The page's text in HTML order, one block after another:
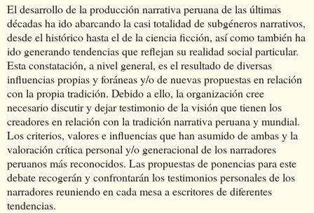
El desarrollo de la producción narrativa peruana de las últimas
décadas ha ido abarcando la casi totalidad de subgéneros narrativos,
desde el histórico hasta el de la ciencia ficción, así como también ha
ido generando tendencias que reflejan su realidad social particular.
Esta constatación, a nivel general, es el resultado de diversas
influencias propias y foráneas y/o de nuevas propuestas en relación
con la propia tradición. Debido a ello, la organización cree
necesario discutir y dejar testimonio de la visión que tienen los
creadores en relación con la tradición narrativa peruana y mundial.
Los criterios, valores e influencias que han asumido de ambas y la
valoración crítica personal y/o generacional de los narradores
peruanos más reconocidos. Las propuestas de ponencias para este
debate recogerán y confrontarán los testimonios personales de los
narradores reuniendo en cada mesa a escritores de diferentes
tendencias.